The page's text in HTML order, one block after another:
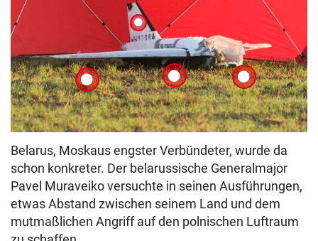
Belarus, Moskaus engster Verbündeter, wurde da
schon konkreter. Der belarussische Generalmajor
Pavel Muraveiko versuchte in seinen Ausführungen,
etwas Abstand zwischen seinem Land und dem
mutmaßlichen Angriff auf den polnischen Luftraum